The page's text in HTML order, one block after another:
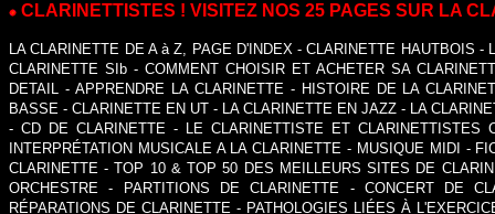
CLARINETTISTES ! VISITEZ NOS 25 PAGES SUR LA
LA CLARINETTE DE A à Z, PAGE D'INDEX- CLARINETTE HAUTBOIS -
CLARINETTE SIb - COMMENT CHOISIR ET ACHETER SA
DETAIL - APPRENDRE LA CLARINETTE- HISTOIRE DE LA
BASSE - CLARINETTE EN UT - LA CLARINETTE EN JAZZ - LA
- CD DE CLARINETTE - LE CLARINETTISTE ET CLARINETTISTES
INTERPRÉTATION MUSICALE A LA CLARINETTE - MUSIQUE MIDI -
CLARINETTE -TOP 10 & TOP 50 DES MEILLEURS SITES DE
ORCHESTRE - PARTITIONS DE CLARINETTE - CONCERT DE
RÉPARATIONS DE CLARINETTE - PATHOLOGIES LIÉES À